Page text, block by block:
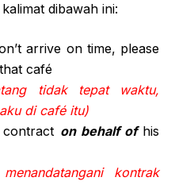
dibawah ini:
arrive on time, please
café
tidak tepat waktu,
di café itu)
contract on behalf ofhis
kontrak